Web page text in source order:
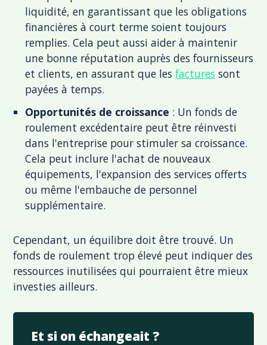
liquidité, en garantissant que les obligations
financières à court terme soient toujours
remplies. Cela peut aussi aider à maintenir
une bonne réputation auprès des fournisseurs
et clients, en assurant que lesfactures sont
payées à temps.
Opportunités de croissance : Un fonds de
roulement excédentaire peut être réinvesti
dans l'entreprise pour stimuler sa croissance.
Cela peut inclure l'achat de nouveaux
équipements, l'expansion des services offerts
ou même l'embauche de personnel
supplémentaire.
Cependant, un équilibre doit être trouvé. Un
fonds de roulement trop élevé peut indiquer des
ressources inutilisées qui pourraient être mieux
investies ailleurs.
Et si on échangeait ?